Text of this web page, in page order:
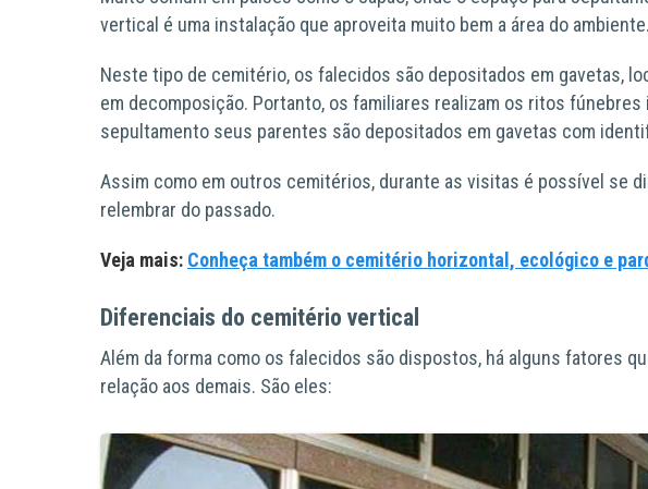
vertical é uma instalação que aproveita muito bem a área do ambiente.
Neste tipo de cemitério, os falecidos são depositados em gavetas,
em decomposição. Portanto, os familiares realizam os ritos
sepultamento seus parentes são depositados em gavetas com
Assim como em outros cemitérios, durante as visitas é possível se
relembrar do passado.
Veja mais: Conheça também o cemitério horizontal, ecológico e
Diferenciais do cemitério vertical
Além da forma como os falecidos são dispostos, há alguns fatores
relação aos demais. São eles: